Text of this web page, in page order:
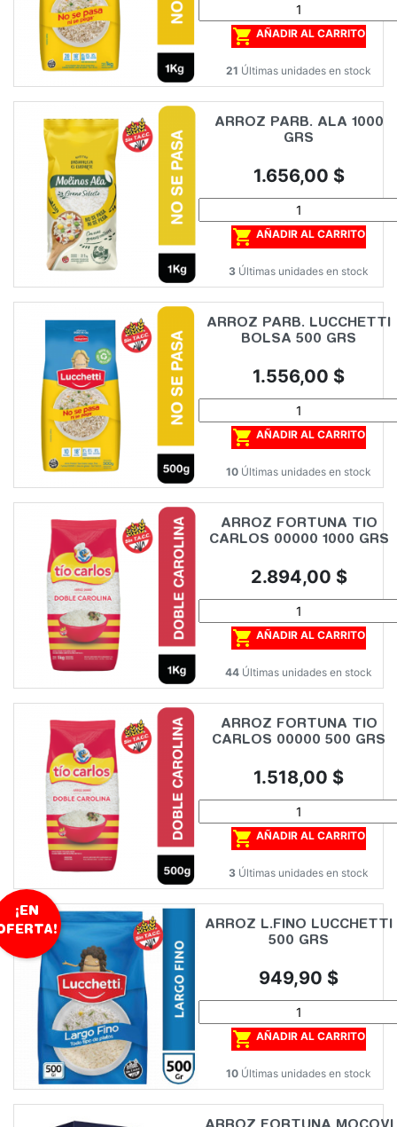
 AÑADIR AL CARRITO
21 Últimas unidades en stock
ARROZ PARB. ALA 1000
GRS
Precio
1.656,00 $
 AÑADIR AL CARRITO
3 Últimas unidades en stock
ARROZ PARB. LUCCHETTI
BOLSA 500 GRS
Precio
1.556,00 $
 AÑADIR AL CARRITO
10 Últimas unidades en stock
ARROZ FORTUNA TIO
CARLOS 00000 1000 GRS
Precio
2.894,00 $
 AÑADIR AL CARRITO
44 Últimas unidades en stock
ARROZ FORTUNA TIO
CARLOS 00000 500 GRS
Precio
1.518,00 $
 AÑADIR AL CARRITO
3 Últimas unidades en stock
ARROZ L.FINO LUCCHETTI
500 GRS
Precio
949,90 $
 AÑADIR AL CARRITO
10 Últimas unidades en stock
¡EN